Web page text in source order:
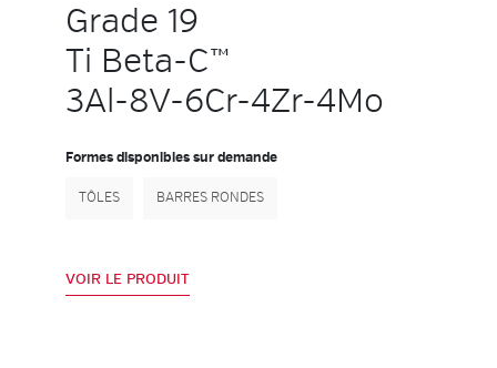
Grade 19
Ti Beta-C™
3Al-8V-6Cr-4Zr-4Mo
Formes disponibles sur demande
TÔLES BARRES RONDES
VOIR LE PRODUIT